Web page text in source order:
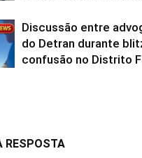
Discussão entre
do Detran durante
confusão no Distrito
RESPOSTA